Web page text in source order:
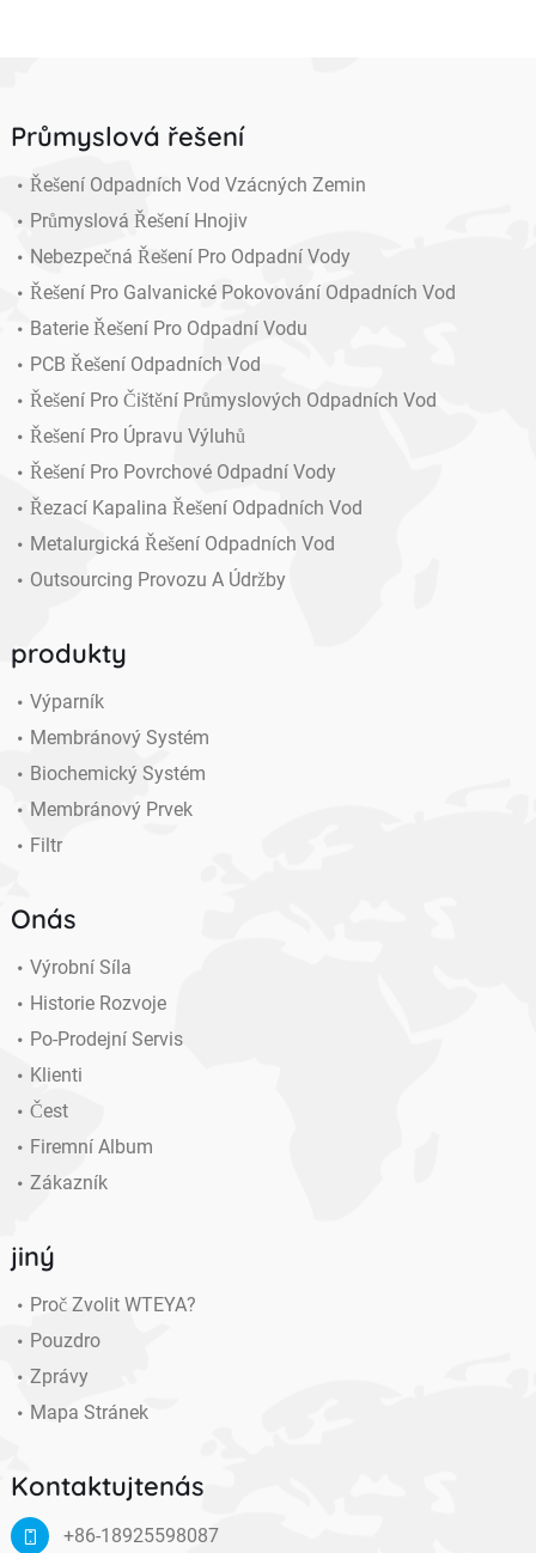
Průmyslová řešení
Řešení Odpadních Vod Vzácných Zemin
Průmyslová Řešení Hnojiv
Nebezpečná Řešení Pro Odpadní Vody
Řešení Pro Galvanické Pokovování Odpadních Vod
Baterie Řešení Pro Odpadní Vodu
PCB Řešení Odpadních Vod
Řešení Pro Čištění Průmyslových Odpadních Vod
Řešení Pro Úpravu Výluhů
Řešení Pro Povrchové Odpadní Vody
Řezací Kapalina Řešení Odpadních Vod
Metalurgická Řešení Odpadních Vod
Outsourcing Provozu A Údržby
produkty
Výparník
Membránový Systém
Biochemický Systém
Membránový Prvek
Filtr
Onás
Výrobní Síla
Historie Rozvoje
Po-Prodejní Servis
Klienti
Čest
Firemní Album
Zákazník
jiný
Proč Zvolit WTEYA?
Pouzdro
Zprávy
Mapa Stránek
Kontaktujtenás
+86-18925598087